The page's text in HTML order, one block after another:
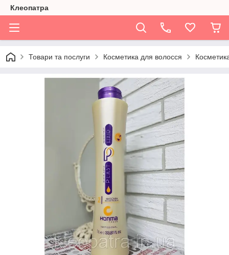
Клеопатра
Товари та послуги Косметика для волосся